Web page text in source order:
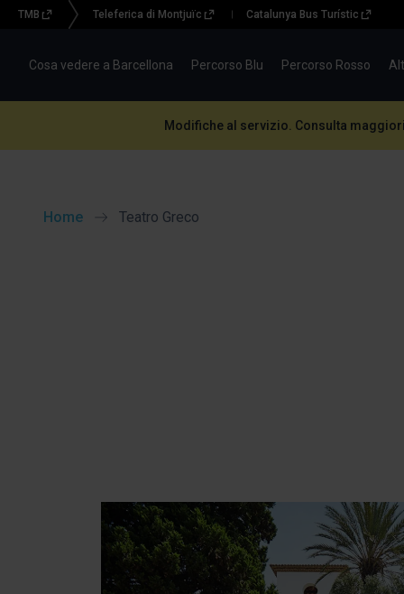
Menu
topbar
TMB Teleferica di Montjuïc Catalunya Bus Turístic
Cosa vedere a Barcellona Percorso Blu Percorso Rosso
Modifiche al servizio. Consulta
Home Teatro Greco